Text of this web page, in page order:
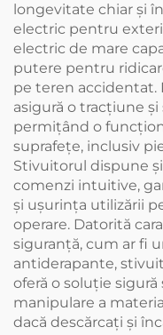
longevitate chiar și
electric pentru
electric de mare
putere pentru
pe teren accidentat.
asigură o tracțiune
permițând o
suprafețe, inclusiv
Stivuitorul dispune
comenzi intuitive,
și ușurința utilizării
operare. Datorită
siguranță, cum ar fi
antiderapante,
oferă o soluție
manipulare a
dacă descărcați și